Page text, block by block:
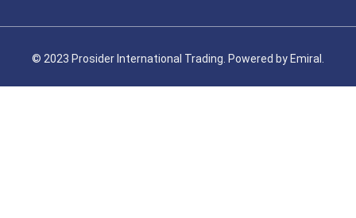
© 2023 Prosider International Trading. Powered by Emiral.